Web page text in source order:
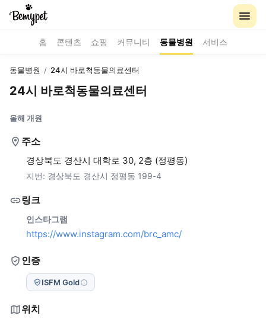
홈 콘텐츠 쇼핑 커뮤니티 동물병원 서비스
동물병원 / 24시 바로척동물의료센터
24시 바로척동물의료센터
올해 개원
주소
경상북도 경산시 대학로 30, 2층 (정평동)
지번: 경상북도 경산시 정평동 199-4
링크
인스타그램
https://www.instagram.com/brc_amc/
인증
ISFM Gold
위치